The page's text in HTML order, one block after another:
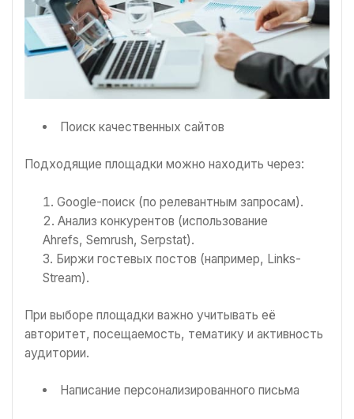
Поиск качественных сайтов
Подходящие площадки можно находить через:
Google-поиск (по релевантным запросам).
Анализ конкурентов (использование
Ahrefs, Semrush, Serpstat).
Биржи гостевых постов (например, Links-
Stream).
При выборе площадки важно учитывать её
авторитет, посещаемость, тематику и активность
аудитории.
Написание персонализированного письма